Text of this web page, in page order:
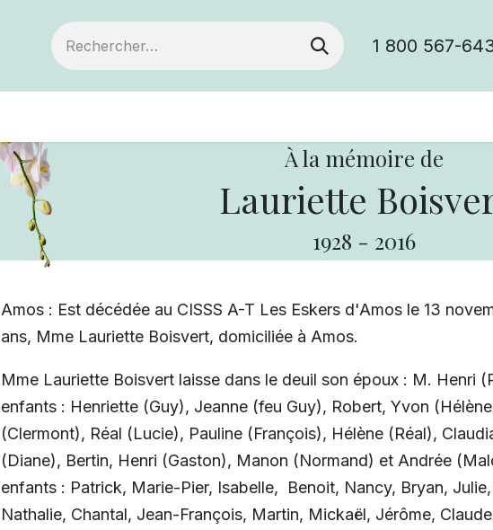
1 800 567-
À la mémoire de
Lauriette
1928 - 2016
Amos : Est décédée au CISSS A-T Les Eskers d'Amos le 13
ans, Mme Lauriette Boisvert, domiciliée à Amos.
Mme Lauriette Boisvert laisse dans le deuil son époux : M. Henri
enfants : Henriette (Guy), Jeanne (feu Guy), Robert, Yvon
(Clermont), Réal (Lucie), Pauline (François), Hélène (Réal),
(Diane), Bertin, Henri (Gaston), Manon (Normand) et Andrée
enfants : Patrick, Marie-Pier, Isabelle, Benoit, Nancy, Bryan,
Nathalie, Chantal, Jean-François, Martin, Mickaël, Jérôme,